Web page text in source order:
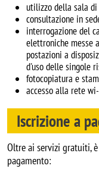
utilizzo della sala
consultazione in
interrogazione del
elettroniche messe
postazioni a
d'uso delle singole
fotocopiatura e
accesso alla rete
Iscrizione a
Oltre ai servizi gratuiti,
pagamento: